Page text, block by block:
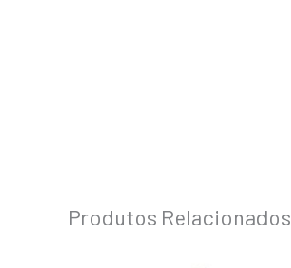
Produtos Relacionados